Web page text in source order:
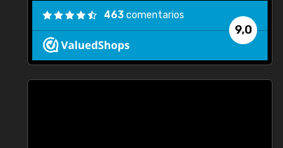
9,0
463comentarios